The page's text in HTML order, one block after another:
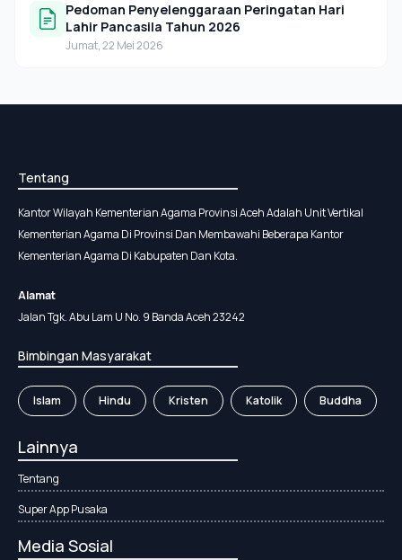
Pedoman Penyelenggaraan Peringatan Hari
Lahir Pancasila Tahun 2026
Jumat, 22 Mei 2026
Tentang
Kantor Wilayah Kementerian Agama Provinsi Aceh Adalah Unit Vertikal
Kementerian Agama Di Provinsi Dan Membawahi Beberapa Kantor
Kementerian Agama Di Kabupaten Dan Kota.
Alamat
Jalan Tgk. Abu Lam U No. 9 Banda Aceh 23242
Bimbingan Masyarakat
Islam Hindu Kristen Katolik Buddha
Lainnya
Tentang
Super App Pusaka
Media Sosial